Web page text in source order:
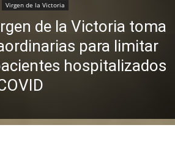
Virgen de la Victoria
de la Victoria toma
para limitar
hospitalizados